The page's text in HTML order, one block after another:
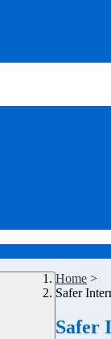
Home >
Safer
Safer